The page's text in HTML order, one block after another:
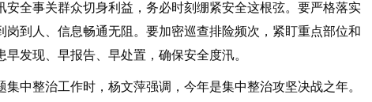
全事关群众切身利益，务必时刻绷紧安全这根弦。要严格落实
岗到人、信息畅通无阻。要加密巡查排险频次，紧盯重点部位和
发现、早报告、早处置，确保安全度汛。
整治工作时，杨文萍强调，今年是集中整治攻坚决战之年。